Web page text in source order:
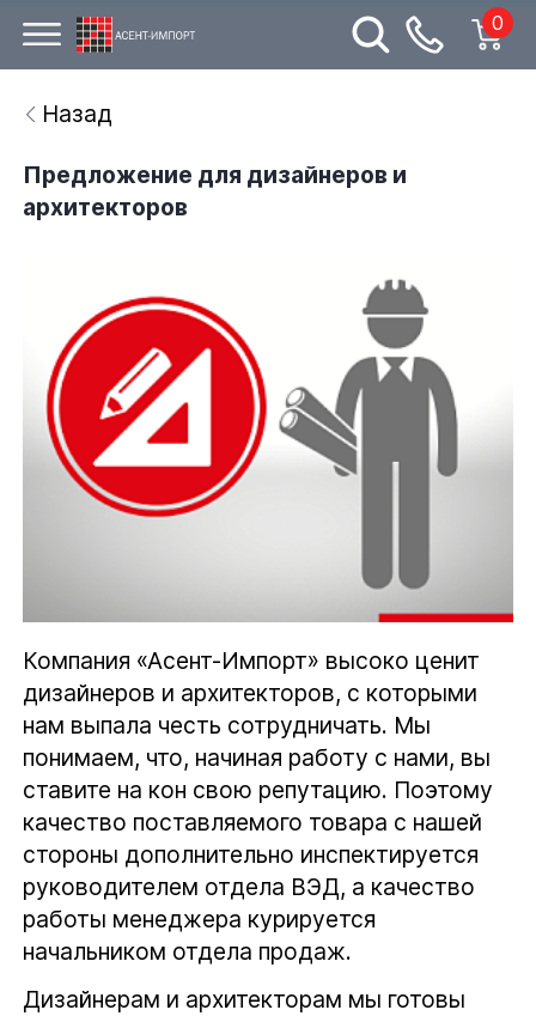
0
Назад
Предложение для дизайнеров и
архитекторов
Компания «Асент-Импорт» высоко ценит
дизайнеров и архитекторов, с которыми
нам выпала честь сотрудничать. Мы
понимаем, что, начиная работу с нами, вы
ставите на кон свою репутацию. Поэтому
качество поставляемого товара с нашей
стороны дополнительно инспектируется
руководителем отдела ВЭД, а качество
работы менеджера курируется
начальником отдела продаж.
Дизайнерам и архитекторам мы готовы